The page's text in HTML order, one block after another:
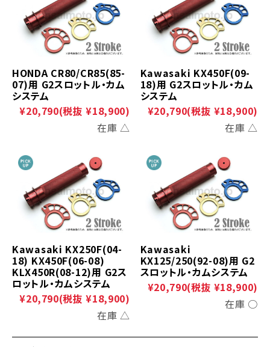
HONDA CR80/CR85(85-
07)用 G2スロットル・カム
システム
¥20,790(税抜 ¥18,900)
在庫 △
Kawasaki KX450F(09-
18)用 G2スロットル・カム
システム
¥20,790(税抜 ¥18,900)
在庫 △
Kawasaki KX250F(04-
18) KX450F(06-08)
KLX450R(08-12)用 G2ス
ロットル・カムシステム
¥20,790(税抜 ¥18,900)
在庫 △
Kawasaki
KX125/250(92-08)用 G2
スロットル・カムシステム
¥20,790(税抜 ¥18,900)
在庫 ○